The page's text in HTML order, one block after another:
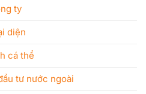
ty
diện
cá thể
tư nước ngoài